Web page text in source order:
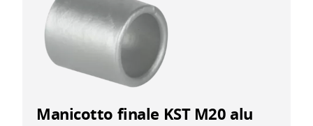
Manicotto finale KST M20 alu